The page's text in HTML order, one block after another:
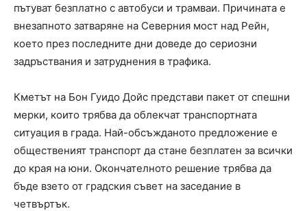
пътуват безплатно с автобуси и трамваи. Причината е
внезапното затваряне на Северния мост над Рейн,
което през последните дни доведе до сериозни
задръствания и затруднения в трафика.
Кметът на Бон Гуидо Дойс представи пакет от спешни
мерки, които трябва да облекчат транспортната
ситуация в града. Най-обсъжданото предложение е
общественият транспорт да стане безплатен за всички
до края на юни. Окончателното решение трябва да
бъде взето от градския съвет на заседание в
четвъртък.